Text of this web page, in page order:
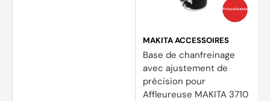
Prix coûtants
MAKITA ACCESSOIRES
Base de chanfreinage
avec ajustement de
précision pour
Affleureuse MAKITA 3710